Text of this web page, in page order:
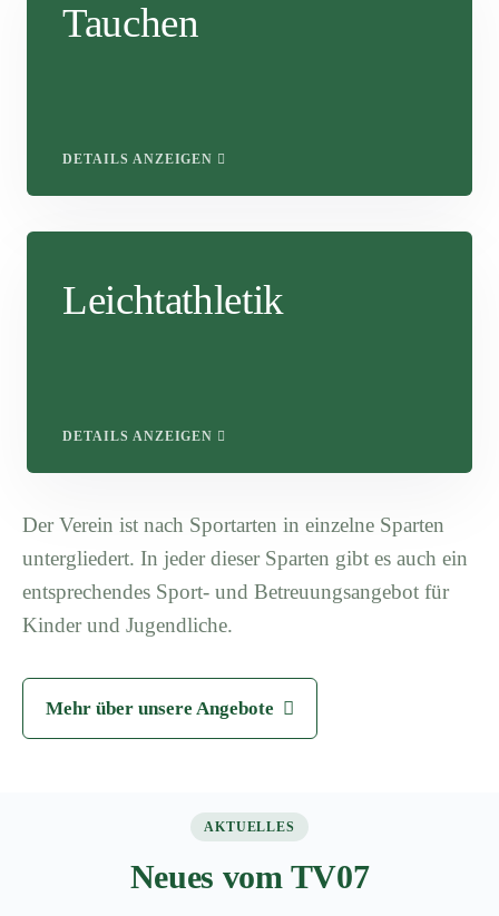
Tauchen
DETAILS ANZEIGEN
Leichtathletik
DETAILS ANZEIGEN
Der Verein ist nach Sportarten in einzelne Sparten
untergliedert. In jeder dieser Sparten gibt es auch ein
entsprechendes Sport- und Betreuungsangebot für
Kinder und Jugendliche.
Mehr über unsere Angebote
AKTUELLES
Neues vom TV07